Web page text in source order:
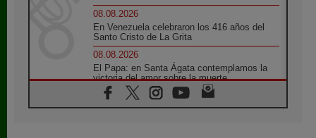
08.08.2026
En Venezuela celebraron los 416 años del
Santo Cristo de La Grita
08.08.2026
El Papa: en Santa Ágata contemplamos la
victoria del amor sobre la muerte
08.08.2026
León XIV visitará el Santuario de la Madre